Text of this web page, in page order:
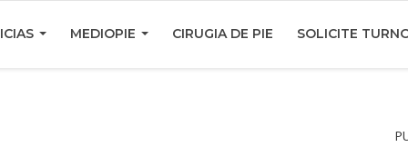
MEDIOPIE CIRUGIA DE PIE SOLICITE